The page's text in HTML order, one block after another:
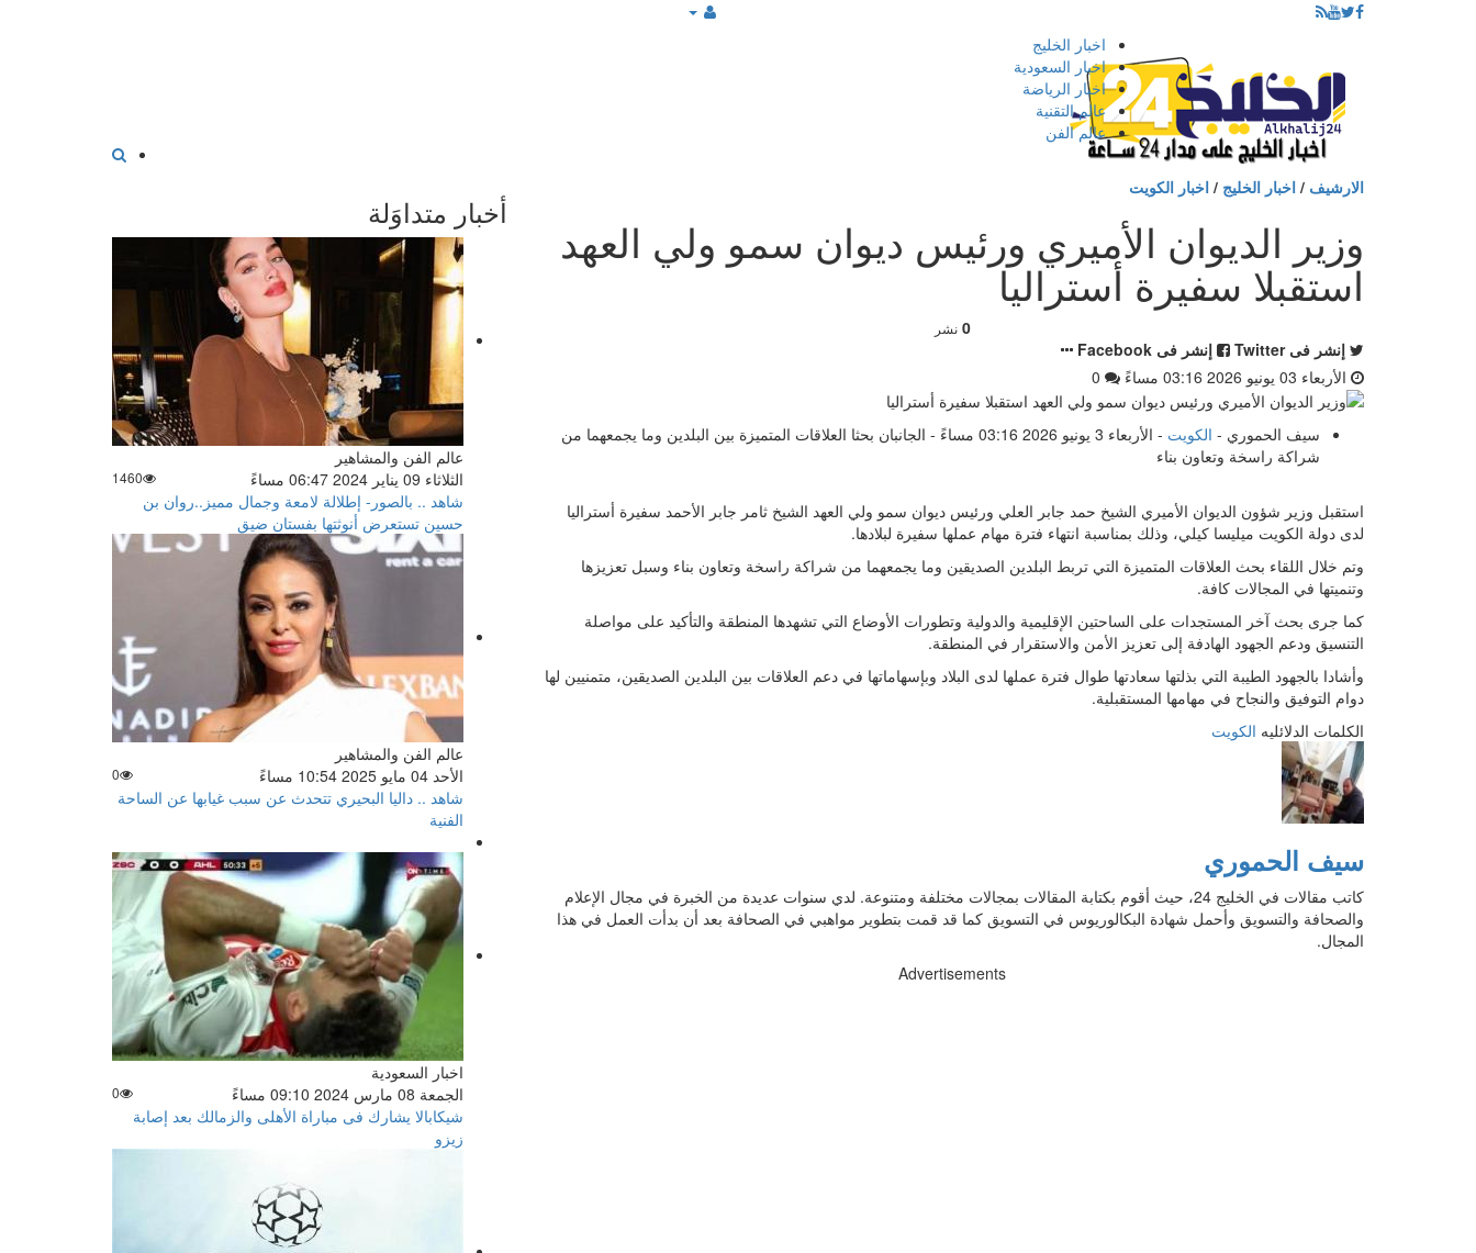
إذهب
الى
المحتوى
اخبار الخليج
اخبار السعودية
اخبار الرياضة
عالم التقنية
عالم الفن
الارشيف / اخبار الخليج / اخبار الكويت
وزير الديوان الأميري ورئيس ديوان سمو ولي العهد
استقبلا سفيرة أستراليا
0 نشر
إنشر فى Twitter
إنشر فى Facebook
الأربعاء 03 يونيو 2026 03:16 مساءً
سيف الحموري - الكويت
- الأربعاء 3 يونيو 2026 03:16 مساءً - الجانبان بحثا العلاقات المتميزة بين البلدين وما يجمعهما من
شراكة راسخة وتعاون بناء
استقبل وزير شؤون الديوان الأميري الشيخ حمد جابر العلي ورئيس ديوان سمو ولي العهد الشيخ ثامر جابر الأحمد سفيرة أستراليا
لدى دولة الكويت ميليسا كيلي، وذلك بمناسبة انتهاء فترة مهام عملها سفيرة لبلادها.
وتم خلال اللقاء بحث العلاقات المتميزة التي تربط البلدين الصديقين وما يجمعهما من شراكة راسخة وتعاون بناء وسبل تعزيزها
وتنميتها في المجالات كافة.
كما جرى بحث آخر المستجدات على الساحتين الإقليمية والدولية وتطورات الأوضاع التي تشهدها المنطقة والتأكيد على مواصلة
التنسيق ودعم الجهود الهادفة إلى تعزيز الأمن والاستقرار في المنطقة.
وأشادا بالجهود الطيبة التي بذلتها سعادتها طوال فترة عملها لدى البلاد وبإسهاماتها في دعم العلاقات بين البلدين الصديقين، متمنيين لها
دوام التوفيق والنجاح في مهامها المستقبلية.
الكلمات الدلائليه الكويت
سيف الحموري
كاتب مقالات في الخليج 24، حيث أقوم بكتابة المقالات بمجالات مختلفة ومتنوعة. لدي سنوات عديدة من الخبرة في مجال الإعلام
والصحافة والتسويق وأحمل شهادة البكالوريوس في التسويق كما قد قمت بتطوير مواهبي في الصحافة بعد أن بدأت العمل في هذا
المجال.
Advertisements
أخبار متداوَلة
عالم الفن والمشاهير
الثلاثاء 09 يناير 2024 06:47 مساءً
1460
شاهد .. بالصور- إطلالة لامعة وجمال مميز..روان بن
حسين تستعرض أنوثتها بفستان ضيق
عالم الفن والمشاهير
الأحد 04 مايو 2025 10:54 مساءً
0
شاهد .. داليا البحيري تتحدث عن سبب غيابها عن الساحة
الفنية
اخبار السعودية
الجمعة 08 مارس 2024 09:10 مساءً
0
شيكابالا يشارك فى مباراة الأهلى والزمالك بعد إصابة
زيزو